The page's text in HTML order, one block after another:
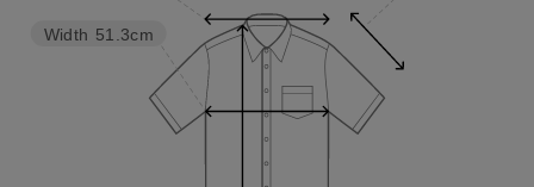
Width 51.3cm